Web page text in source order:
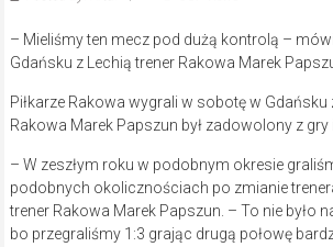
– Mieliśmy ten mecz pod dużą kontrolą –
Gdańsku z Lechią trener Rakowa Marek
Piłkarze Rakowa wygrali w sobotę w Gdańsku
Rakowa Marek Papszun był zadowolony z gry
– W zeszłym roku w podobnym okresie
podobnych okolicznościach po zmianie
trener Rakowa Marek Papszun. – To nie było
bo przegraliśmy 1:3 grając drugą połowę